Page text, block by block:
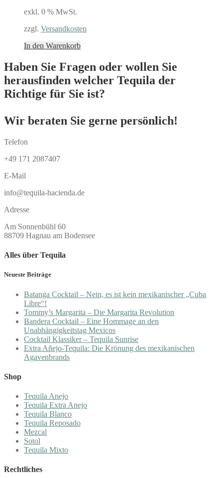
exkl. 0 % MwSt.
zzgl. Versandkosten
In den Warenkorb
Haben Sie Fragen oder wollen Sie
herausfinden welcher Tequila der
Richtige für Sie ist?
Wir beraten Sie gerne persönlich!
Telefon
+49 171 2087407
E-Mail
info@tequila-hacienda.de
Adresse
Am Sonnenbühl 60
88709 Hagnau am Bodensee
Alles über Tequila
Neueste Beiträge
Batanga Cocktail – Nein, es ist kein mexikanischer „Cuba
Libre“!
Tommy’s Margarita – Die Margarita Revolution
Bandera Cocktail – Eine Hommage an den
Unabhängigkeitstag Mexicos
Cocktail Klassiker – Tequila Sunrise
Extra Añejo-Tequila: Die Krönung des mexikanischen
Agavenbrands
Shop
Tequila Anejo
Tequila Extra Anejo
Tequila Blanco
Tequila Reposado
Mezcal
Sotol
Tequila Mixto
Rechtliches